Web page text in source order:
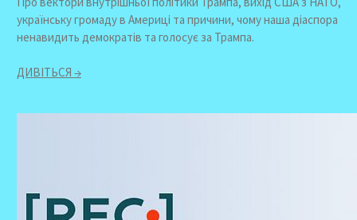
українську громаду в Америці та причини, чому наша діаспора
ненавидить демократів та голосує за Трампа.
ДИВІТЬСЯ →